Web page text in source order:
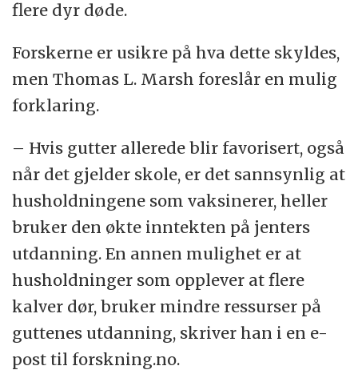
flere dyr døde.
Forskerne er usikre på hva dette skyldes,
men Thomas L. Marsh foreslår en mulig
forklaring.
– Hvis gutter allerede blir favorisert, også
når det gjelder skole, er det sannsynlig at
husholdningene som vaksinerer, heller
bruker den økte inntekten på jenters
utdanning. En annen mulighet er at
husholdninger som opplever at flere
kalver dør, bruker mindre ressurser på
guttenes utdanning, skriver han i en e-
post til forskning.no.